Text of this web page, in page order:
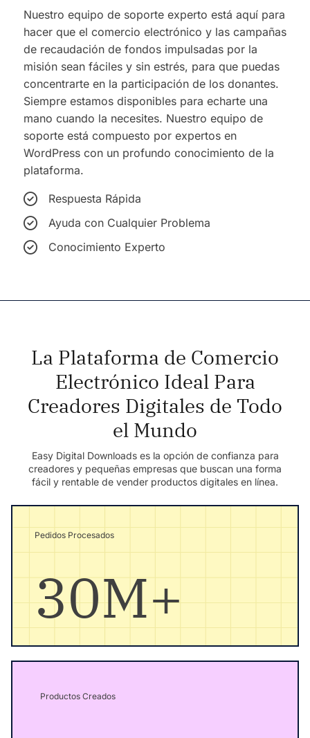
Nuestro equipo de soporte experto está aquí para
hacer que el comercio electrónico y las campañas
de recaudación de fondos impulsadas por la
misión sean fáciles y sin estrés, para que puedas
concentrarte en la participación de los donantes.
Siempre estamos disponibles para echarte una
mano cuando la necesites. Nuestro equipo de
soporte está compuesto por expertos en
WordPress con un profundo conocimiento de la
plataforma.
Respuesta Rápida
Ayuda con Cualquier Problema
Conocimiento Experto
La Plataforma de Comercio
Electrónico Ideal Para
Creadores Digitales de Todo
el Mundo
Easy Digital Downloads es la opción de confianza para
creadores y pequeñas empresas que buscan una forma
fácil y rentable de vender productos digitales en línea.
Pedidos Procesados
30M+
Productos Creados